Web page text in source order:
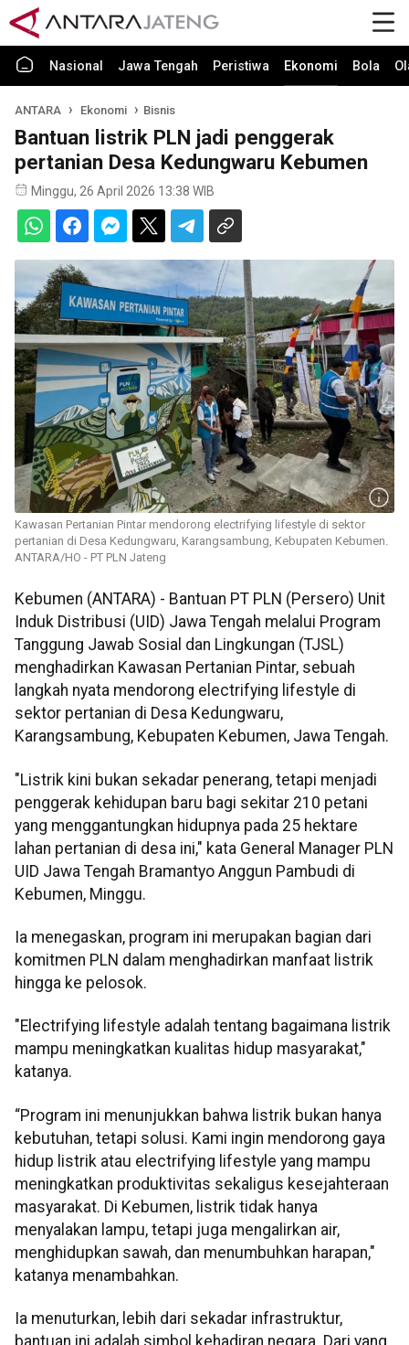
Nasional Jawa Tengah Peristiwa Ekonomi Bola
ANTARA Ekonomi Bisnis
Bantuan listrik PLN jadi penggerak
pertanian Desa Kedungwaru Kebumen
Minggu, 26 April 2026 13:38 WIB
Kawasan Pertanian Pintar mendorong electrifying lifestyle di sektor
pertanian di Desa Kedungwaru, Karangsambung, Kebupaten Kebumen.
ANTARA/HO - PT PLN Jateng
Kebumen (ANTARA) - Bantuan PT PLN (Persero) Unit
Induk Distribusi (UID) Jawa Tengah melalui Program
Tanggung Jawab Sosial dan Lingkungan (TJSL)
menghadirkan Kawasan Pertanian Pintar, sebuah
langkah nyata mendorong electrifying lifestyle di
sektor pertanian di Desa Kedungwaru,
Karangsambung, Kebupaten Kebumen, Jawa Tengah.
"Listrik kini bukan sekadar penerang, tetapi menjadi
penggerak kehidupan baru bagi sekitar 210 petani
yang menggantungkan hidupnya pada 25 hektare
lahan pertanian di desa ini," kata General Manager PLN
UID Jawa Tengah Bramantyo Anggun Pambudi di
Kebumen, Minggu.
Ia menegaskan, program ini merupakan bagian dari
komitmen PLN dalam menghadirkan manfaat listrik
hingga ke pelosok.
"Electrifying lifestyle adalah tentang bagaimana listrik
mampu meningkatkan kualitas hidup masyarakat,"
katanya.
“Program ini menunjukkan bahwa listrik bukan hanya
kebutuhan, tetapi solusi. Kami ingin mendorong gaya
hidup listrik atau electrifying lifestyle yang mampu
meningkatkan produktivitas sekaligus kesejahteraan
masyarakat. Di Kebumen, listrik tidak hanya
menyalakan lampu, tetapi juga mengalirkan air,
menghidupkan sawah, dan menumbuhkan harapan,"
katanya menambahkan.
Ia menuturkan, lebih dari sekadar infrastruktur,